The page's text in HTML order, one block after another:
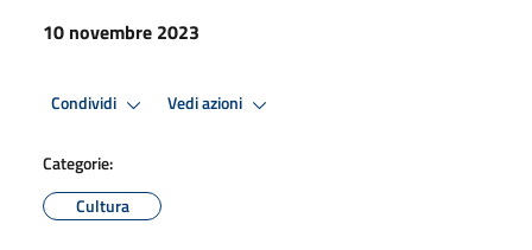
10 novembre 2023
Condividi Vedi azioni
Categorie:
Cultura